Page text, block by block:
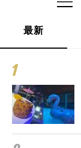
最新